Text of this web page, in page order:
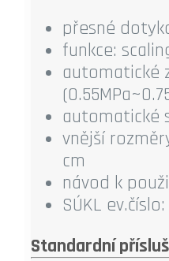
přesné
funkce:
automatické
automatické
vnější
cm
návod k
SÚKL
Standardní